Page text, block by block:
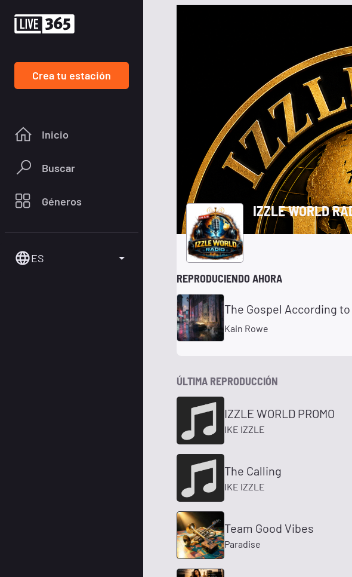
Crea tu estación
Inicio
Buscar
Géneros
ES
IZZLE WORLD
REPRODUCIENDO AHORA
The Gospel According
Kain Rowe
ÚLTIMA REPRODUCCIÓN
IZZLE WORLD PROMO
IKE IZZLE
The Calling
IKE IZZLE
Team Good Vibes
Paradise